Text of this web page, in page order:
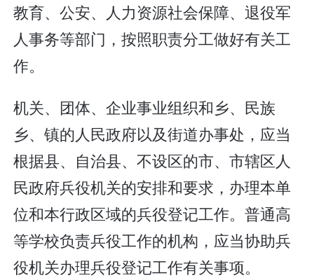
教育、公安、人力资源社会保障、退役军
人事务等部门，按照职责分工做好有关工
作。
机关、团体、企业事业组织和乡、民族
乡、镇的人民政府以及街道办事处，应当
根据县、自治县、不设区的市、市辖区人
民政府兵役机关的安排和要求，办理本单
位和本行政区域的兵役登记工作。普通高
等学校负责兵役工作的机构，应当协助兵
役机关办理兵役登记工作有关事项。